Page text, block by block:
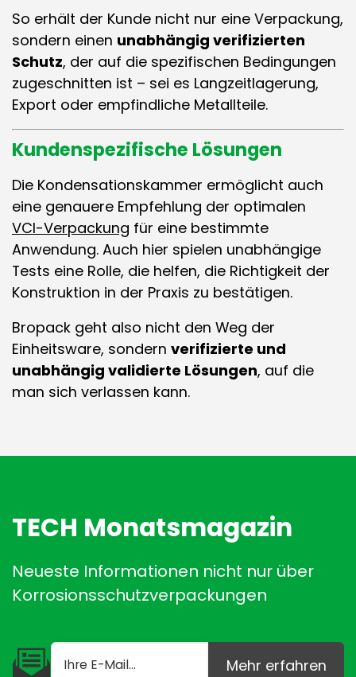
So erhält der Kunde nicht nur eine Verpackung,
sondern einen unabhängig verifizierten
Schutz, der auf die spezifischen Bedingungen
zugeschnitten ist – sei es Langzeitlagerung,
Export oder empfindliche Metallteile.
Kundenspezifische Lösungen
Die Kondensationskammer ermöglicht auch
eine genauere Empfehlung der optimalen
VCI-Verpackung für eine bestimmte
Anwendung. Auch hier spielen unabhängige
Tests eine Rolle, die helfen, die Richtigkeit der
Konstruktion in der Praxis zu bestätigen.
Bropack geht also nicht den Weg der
Einheitsware, sondern verifizierte und
unabhängig validierte Lösungen, auf die
man sich verlassen kann.
TECH Monatsmagazin
Neueste Informationen nicht nur über
Korrosionsschutzverpackungen
Mehr erfahren